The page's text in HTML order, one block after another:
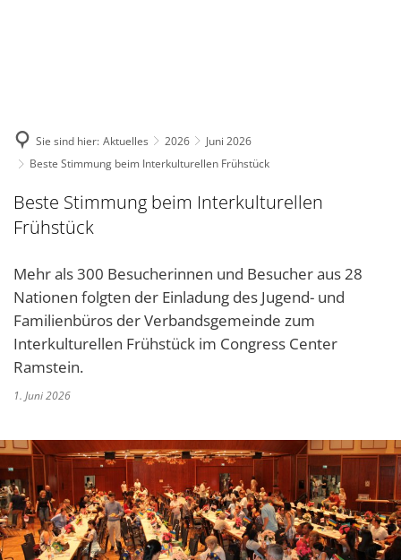
Sie sind hier: Aktuelles 2026
Juni 2026
Beste Stimmung beim Interkulturellen Frühstück
Beste Stimmung beim Interkulturellen
Frühstück
Mehr als 300 Besucherinnen und Besucher aus 28
Nationen folgten der Einladung des Jugend- und
Familienbüros der Verbandsgemeinde zum
Interkulturellen Frühstück im Congress Center
Ramstein.
1. Juni 2026